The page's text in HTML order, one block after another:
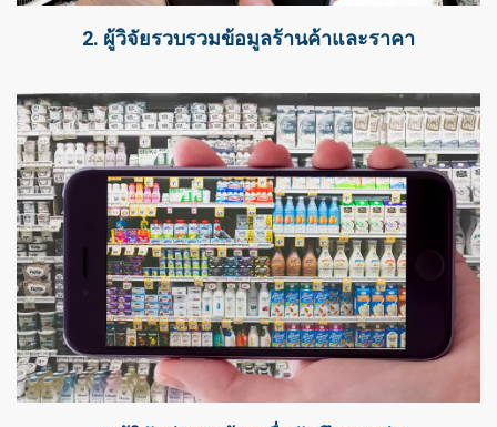
2. ผู้วิจัยรวบรวมข้อมูลร้านค้าและราคา